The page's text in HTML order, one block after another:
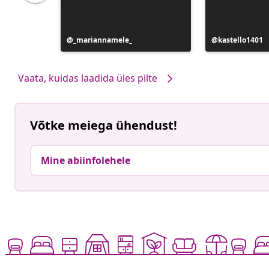
Postitus
avaldatud
_mariannamele_
Postitus
avaldatud
kastello1401
Vaata, kuidas laadida üles pilte
Võtke meiega ühendust!
Mine abiinfolehele